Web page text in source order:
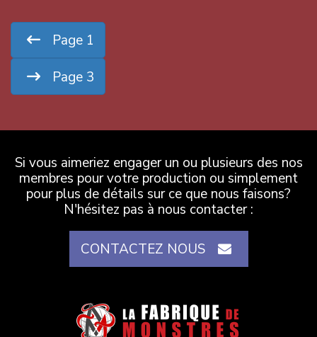
Page 1
Page 3
Si vous aimeriez engager un ou plusieurs des nos
membres pour votre production ou simplement
pour plus de détails sur ce que nous faisons?
N'hésitez pas à nous contacter :
CONTACTEZ NOUS